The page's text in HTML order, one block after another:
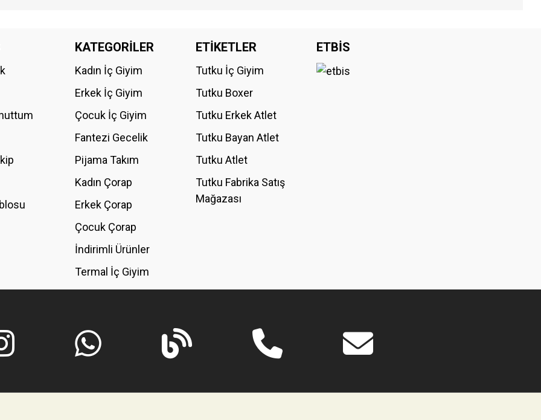
Bu ürüne ilk yorumu siz yapın!
KATEGORİLER
Kadın İç Giyim
Erkek İç Giyim
Çocuk İç Giyim
Fantezi Gecelik
Pijama Takım
Kadın Çorap
Erkek Çorap
Çocuk Çorap
İndirimli Ürünler
Termal İç Giyim
ETİKETLER
Tutku İç Giyim
Tutku Boxer
Tutku Erkek Atlet
Tutku Bayan Atlet
Tutku Atlet
Tutku Fabrika Satış
Mağazası
ETBİS